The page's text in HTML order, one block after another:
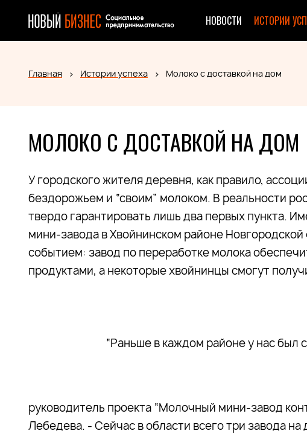
НОВОСТИ ИСТОРИИ
Главная Истории успеха Молоко с доставкой на дом
МОЛОКО С ДОСТАВКОЙ НА ДОМ
У городского жителя деревня, как правило,
бездорожьем и “своим” молоком. В реальности
твердо гарантировать лишь два первых пункта.
мини-завода в Хвойнинском районе
событием: завод по переработке молока
продуктами, а некоторые хвойнинцы смогут
“Раньше в каждом районе у нас был
руководитель проекта “Молочный мини-завод
Лебедева. - Сейчас в области всего три завода